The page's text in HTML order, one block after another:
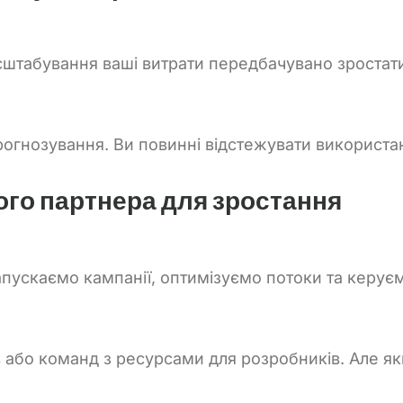
ваші витрати передбачувано
Ви повинні відстежувати
партнера для зростання
кампанії, оптимізуємо потоки та
команд з ресурсами для розробників. Але